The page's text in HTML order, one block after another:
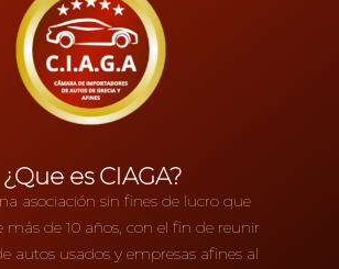
¿Que es CIAGA?
asociación sin fines de lucro que
más de 10 años, con el fin de reunir
autos usados y empresas afines al